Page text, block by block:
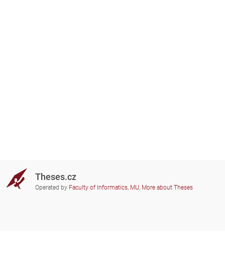
Theses.cz
Operated by Faculty of Informatics, MU, More about Theses